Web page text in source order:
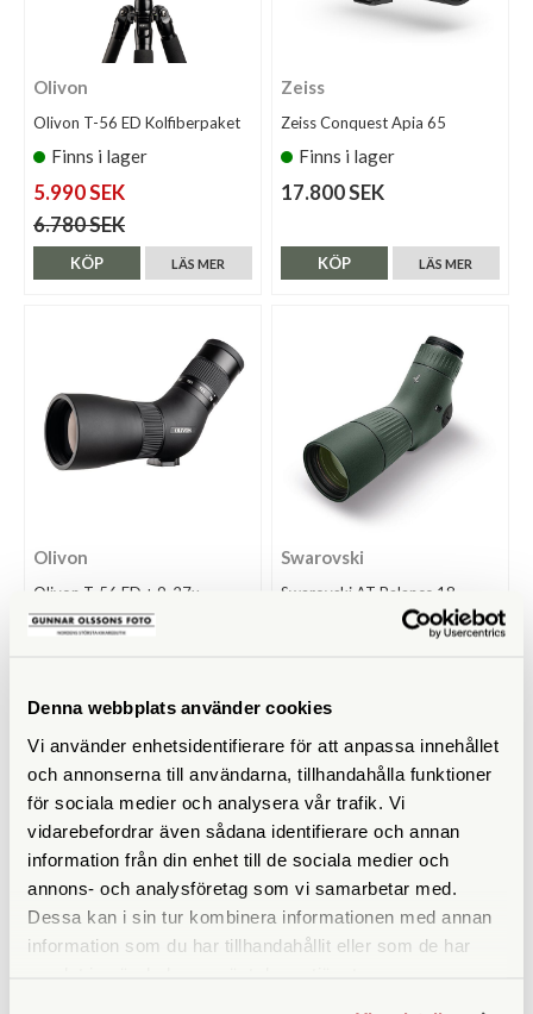
Denna webbplats använder cookies
Vi använder enhetsidentifierare för att anpassa innehållet
och annonserna till användarna, tillhandahålla funktioner
för sociala medier och analysera vår trafik. Vi
vidarebefordrar även sådana identifierare och annan
information från din enhet till de sociala medier och
annons- och analysföretag som vi samarbetar med.
Dessa kan i sin tur kombinera informationen med annan
information som du har tillhandahållit eller som de har
Olivon
Olivon T-56 ED Kolfiberpaket
Finns i lager
5.990 SEK
6.780 SEK
LÄS MER
KÖP
Zeiss
Zeiss Conquest Apia 65
Finns i lager
17.800 SEK
LÄS MER
KÖP
Olivon
Olivon T-56 ED + 9-27x
Swarovski
Swarovski AT Balance 18-